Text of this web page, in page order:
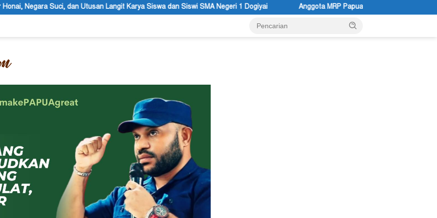
Karya Siswa dan Siswi SMA Negeri 1 Dogiyai Anggota MRP Papua Pegunungan dan Forum Warga Papua Adukan Gubernur